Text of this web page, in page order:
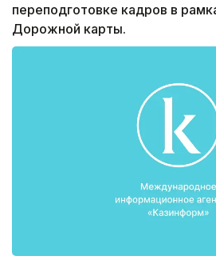
переподготовке кадров в
Дорожной карты.